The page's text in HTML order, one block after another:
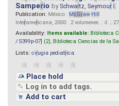
Samperio by Schwartz, Seymour I.
Publication: México : McGraw-Hill
Interamericana, 2000 . 2 volumenes. : il. ;
Availability: Items available: Biblioteca
/ S399p-07 ] (2), Biblioteca Ciencias de la
Lists: cirugia pediatrica
Place hold
Log in to add tags.
Add to cart